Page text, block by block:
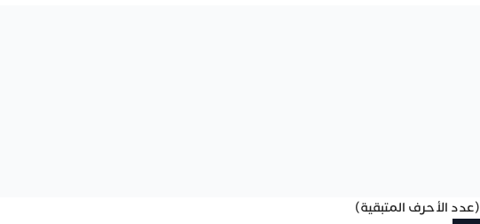
(عدد الأحرف المتبقية)